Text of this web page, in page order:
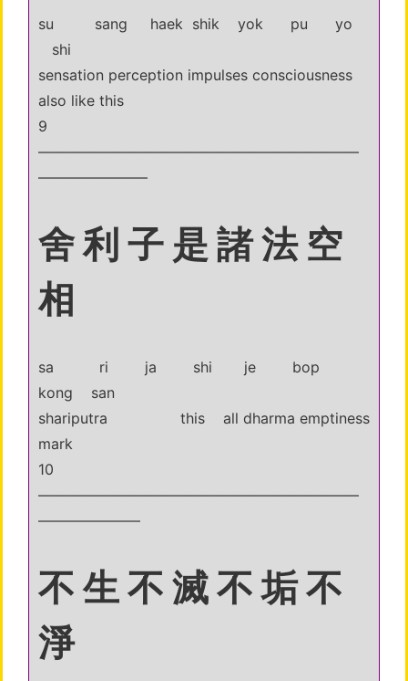
su sang haek shik yok pu yo
shi
sensation perception impulses consciousness
also like this
9
——————————————————————
———————–
舍 利 子 是 諸 法 空
相
sa ri ja shi je bop
kong san
shariputra this all dharma emptiness
mark
10
——————————————————————
———————
不 生 不 滅 不 垢 不
淨